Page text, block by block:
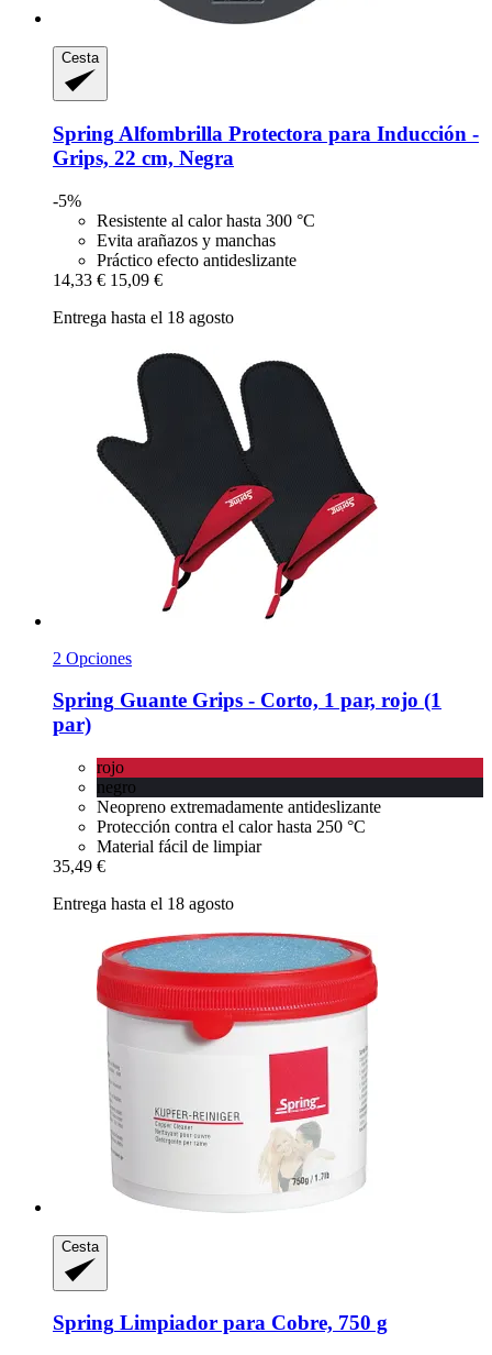
Cesta
Spring Alfombrilla Protectora para Inducción -​
Grips, 22 cm, Negra
-5%
Resistente al calor hasta 300 °C
Evita arañazos y manchas
Práctico efecto antideslizante
14,33 € 15,09 €
Entrega hasta el 18 agosto
2 Opciones
Spring Guante Grips -​ Corto, 1 par, rojo (1
par)
rojo
negro
Neopreno extremadamente antideslizante
Protección contra el calor hasta 250 °C
Material fácil de limpiar
35,49 €
Entrega hasta el 18 agosto
Cesta
Spring Limpiador para Cobre, 750 g